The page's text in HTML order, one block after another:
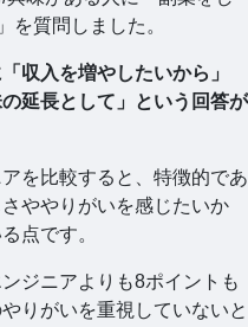
を質問しました。
収入を増やしたいから」
延長として」という回答が
を比較すると、特徴的であ
ややりがいを感じたいか
点です。
ジニアよりも8ポイントも
りがいを重視していないと